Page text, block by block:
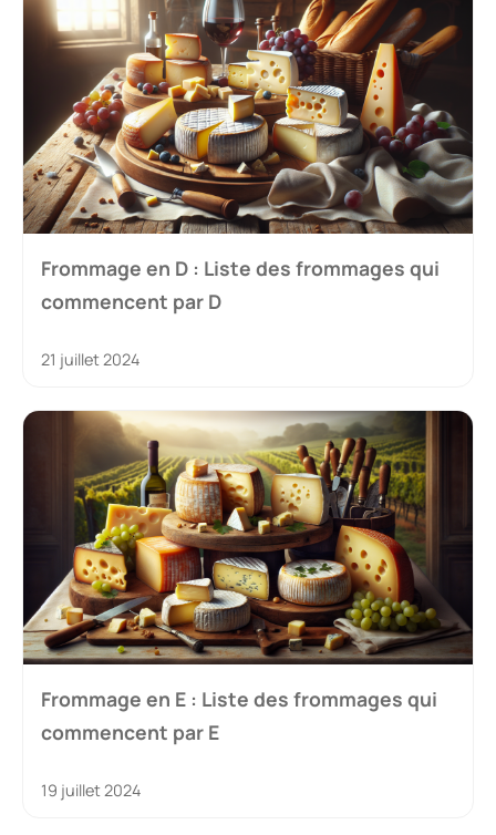
Frommage en D : Liste des frommages qui
commencent par D
21 juillet 2024
Frommage en E : Liste des frommages qui
commencent par E
19 juillet 2024